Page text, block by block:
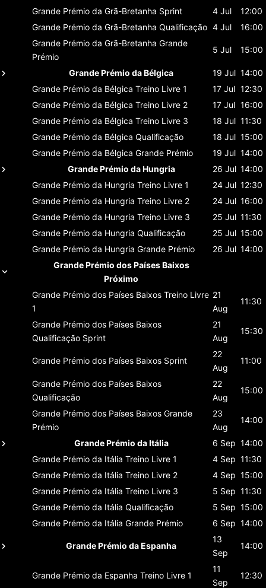
Grande Prémio da Grã-Bretanha Sprint 4 Jul
12:00
Grande Prémio da Grã-Bretanha Qualificação 4 Jul
16:00
Grande Prémio da Grã-Bretanha Grande
Prémio
5 Jul 15:00
Grande Prémio da Bélgica 19 Jul 14:00
Grande Prémio da Bélgica Treino Livre 1 17 Jul 12:30
Grande Prémio da Bélgica Treino Livre 2 17 Jul 16:00
Grande Prémio da Bélgica Treino Livre 3 18 Jul 11:30
Grande Prémio da Bélgica Qualificação 18 Jul 15:00
Grande Prémio da Bélgica Grande Prémio 19 Jul 14:00
Grande Prémio da Hungria
26 Jul 14:00
Grande Prémio da Hungria Treino Livre 1 24 Jul 12:30
Grande Prémio da Hungria Treino Livre 2 24 Jul 16:00
Grande Prémio da Hungria Treino Livre 3 25 Jul 11:30
Grande Prémio da Hungria Qualificação 25 Jul 15:00
Grande Prémio da Hungria Grande Prémio 26 Jul 14:00
Grande Prémio dos Países Baixos
Próximo
Grande Prémio dos Países Baixos Treino Livre
1
21
Aug
11:30
Grande Prémio dos Países Baixos
Qualificação Sprint
21
Aug
15:30
Grande Prémio dos Países Baixos Sprint
22
Aug
11:00
Grande Prémio dos Países Baixos
Qualificação
22
Aug
15:00
Grande Prémio dos Países Baixos Grande
Prémio
23
Aug
14:00
Grande Prémio da Itália 6 Sep 14:00
Grande Prémio da Itália Treino Livre 1 4 Sep 11:30
Grande Prémio da Itália Treino Livre 2 4 Sep 15:00
Grande Prémio da Itália Treino Livre 3 5 Sep 11:30
Grande Prémio da Itália Qualificação 5 Sep 15:00
Grande Prémio da Itália Grande Prémio 6 Sep 14:00
Grande Prémio da Espanha
13
Sep
14:00
Grande Prémio da Espanha Treino Livre 1
11
Sep
12:30